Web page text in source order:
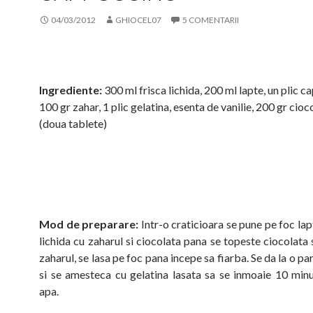
04/03/2012 GHIOCEL07 5 COMENTARII
Ingrediente: 300 ml frisca lichida, 200 ml lapte, un plic
100 gr zahar, 1 plic gelatina, esenta de vanilie, 200 gr
(doua tablete)
Mod de preparare: Intr-o craticioara se pune pe foc
lichida cu zaharul si ciocolata pana se topeste ciocolata
zaharul, se lasa pe foc pana incepe sa fiarba. Se da la o
si se amesteca cu gelatina lasata sa se inmoaie 10
apa.